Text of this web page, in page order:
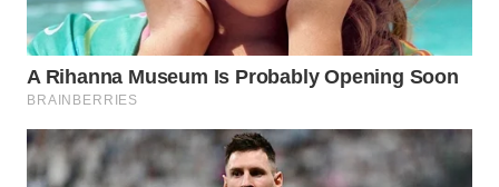
WAHANA
LISTRIK
WAHANA
WAHANA